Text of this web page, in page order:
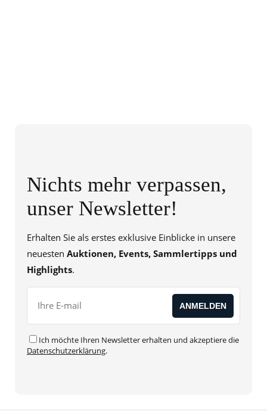
Nichts mehr verpassen,
unser Newsletter!
Erhalten Sie als erstes exklusive Einblicke in unsere
neuesten Auktionen, Events, Sammlertipps und
Highlights.
Ich möchte Ihren Newsletter erhalten und akzeptiere die
Datenschutzerklärung.